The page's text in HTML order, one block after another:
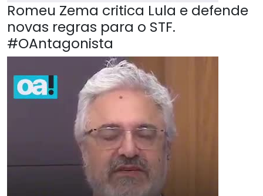
Romeu Zema critica Lula e defende
novas regras para o STF.
#OAntagonista